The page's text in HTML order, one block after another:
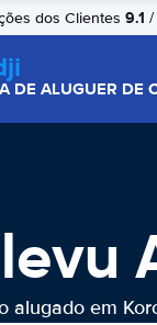
dos Clientes 9.1 /
DE ALUGUER DE
alugado em